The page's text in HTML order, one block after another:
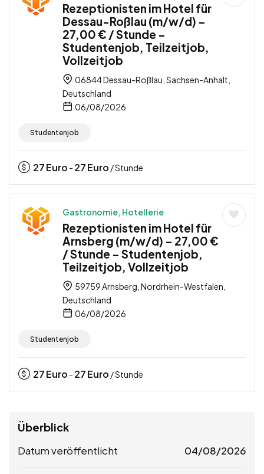
Rezeptionisten im Hotel für
Dessau-Roßlau (m/w/d) –
27,00 € / Stunde –
Studentenjob, Teilzeitjob,
Vollzeitjob
06844 Dessau-Roßlau, Sachsen-Anhalt,
Deutschland
06/08/2026
Studentenjob
27Euro - 27Euro / Stunde
Gastronomie, Hotellerie
Rezeptionisten im Hotel für
Arnsberg (m/w/d) – 27,00 €
/ Stunde – Studentenjob,
Teilzeitjob, Vollzeitjob
59759 Arnsberg, Nordrhein-Westfalen,
Deutschland
06/08/2026
Studentenjob
27Euro - 27Euro / Stunde
Überblick
Datum veröffentlicht 04/08/2026